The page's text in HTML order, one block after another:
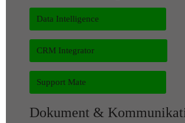
Data Intelligence
CRM Integrator
Support Mate
Dokument &